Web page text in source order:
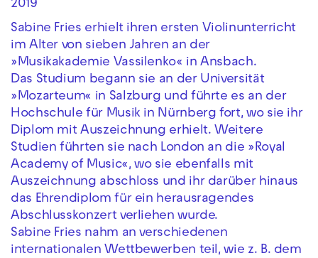
2019
Sabine Fries erhielt ihren ersten Violinunterricht
im Alter von sieben Jahren an der
»Musikakademie Vassilenko« in Ansbach.
Das Studium begann sie an der Universität
»Mozarteum« in Salzburg und führte es an der
Hochschule für Musik in Nürnberg fort, wo sie ihr
Diplom mit Auszeichnung erhielt. Weitere
Studien führten sie nach London an die »Royal
Academy of Music«, wo sie ebenfalls mit
Auszeichnung abschloss und ihr darüber hinaus
das Ehrendiplom für ein herausragendes
Abschlusskonzert verliehen wurde.
Sabine Fries nahm an verschiedenen
internationalen Wettbewerben teil, wie z. B. dem